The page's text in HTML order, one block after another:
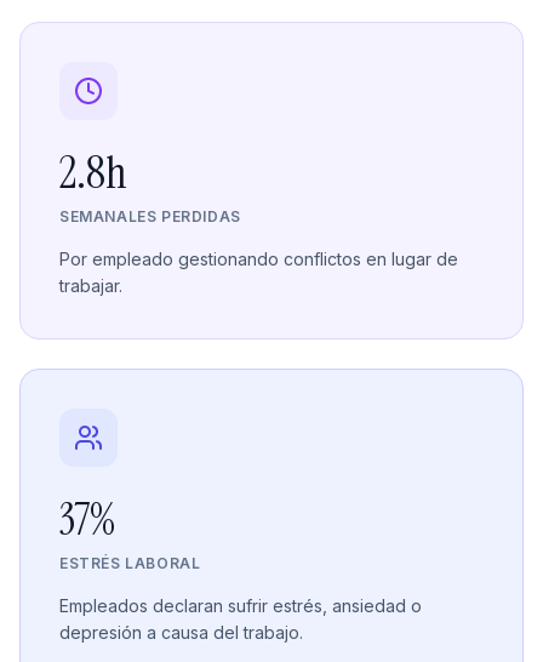
2.8h
SEMANALES PERDIDAS
Por empleado gestionando conflictos en lugar de
trabajar.
37%
ESTRÉS LABORAL
Empleados declaran sufrir estrés, ansiedad o
depresión a causa del trabajo.